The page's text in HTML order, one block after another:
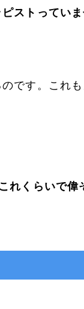
ストってい
です。これ
れくらいで偉